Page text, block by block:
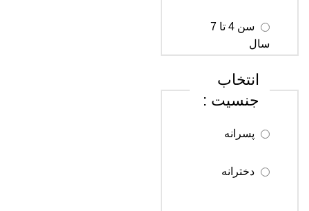
سن 4 تا 7
سال
سال
انتخاب
جنسیت :